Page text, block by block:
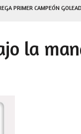
PRIMER CAMPEÓN
la